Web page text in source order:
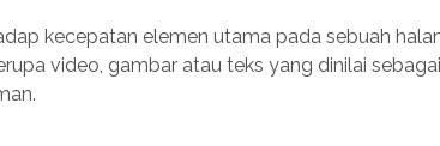
kecepatan elemen utama pada sebuah
video, gambar atau teks yang dinilai